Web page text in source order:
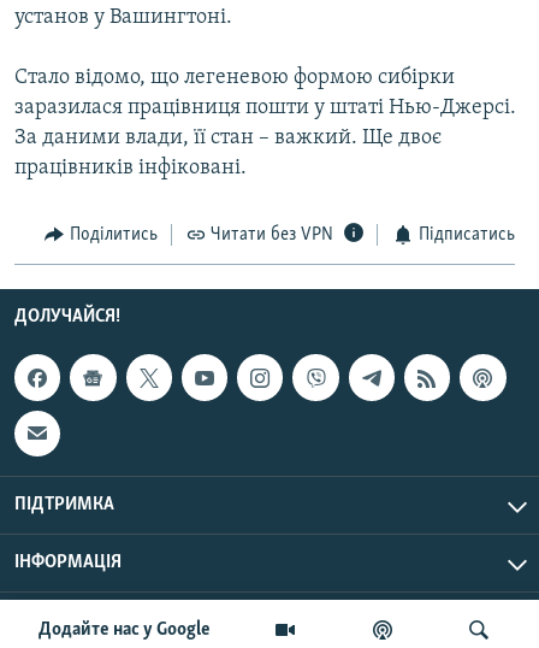
Додайте нас у Google
установ у Вашингтоні.
Стало відомо, що легеневою формою сибірки
заразилася працівниця пошти у штаті Нью-Джерсі.
За даними влади, її стан – важкий. Ще двоє
працівників інфіковані.
Поділитись Читати без VPN Підписатись
ДОЛУЧАЙСЯ!
ПІДТРИМКА
ІНФОРМАЦІЯ
© Радіо Свобода, 2026 | Усі права застережено.
UTC+3